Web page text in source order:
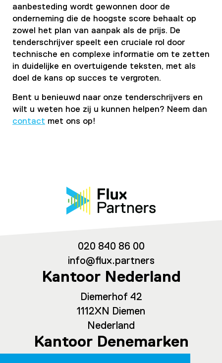
aanbesteding wordt gewonnen door de
onderneming die de hoogste score behaalt op
zowel het plan van aanpak als de prijs. De
tenderschrijver speelt een cruciale rol door
technische en complexe informatie om te zetten
in duidelijke en overtuigende teksten, met als
doel de kans op succes te vergroten.
Bent u benieuwd naar onze tenderschrijvers en
wilt u weten hoe zij u kunnen helpen? Neem dan
contact met ons op!
020 840 86 00
info@flux.partners
Kantoor Nederland
Diemerhof 42
1112XN Diemen
Nederland
Kantoor Denemarken